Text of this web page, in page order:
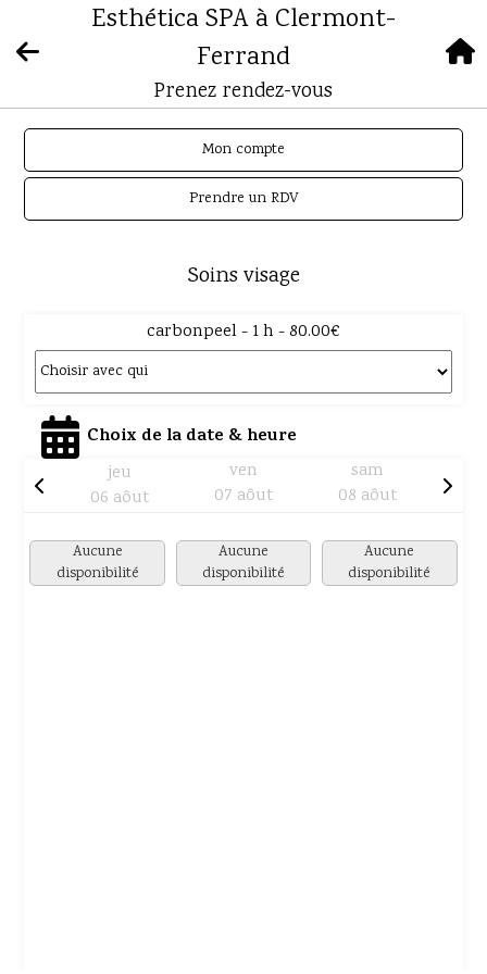
Esthética SPA à Clermont-
Ferrand
Prenez rendez-vous
Mon compte
Prendre un RDV
Soins visage
carbonpeel - 1 h - 80.00€
Choix de la date & heure
jeu
06 aôut
ven
07 aôut
sam
08 aôut
Aucune
disponibilité
Aucune
disponibilité
Aucune
disponibilité